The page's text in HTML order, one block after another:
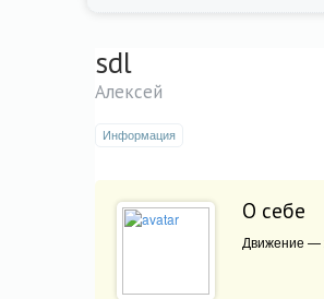
sdl
Алексей
Информация
О себе
Движение —